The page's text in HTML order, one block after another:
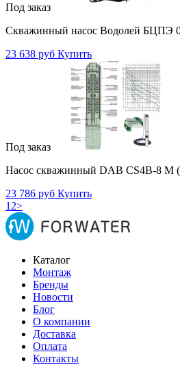
Под заказ
Скважинный насос Водолей БЦПЭ
23 638 руб Купить
Под заказ
Насос скважинный DAB CS4B-8 M
23 786 руб Купить
1 2>
Каталог
Монтаж
Бренды
Новости
Блог
О компании
Доставка
Оплата
Контакты